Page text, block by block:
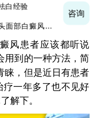
白经验
面部白癜风，青
咨询
患者应该都听说
用到的一种方法，简
睐，但是近日有患者
一年多了也不见好
解下。